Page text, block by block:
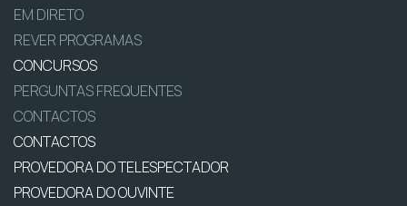
EM DIRETO
REVER PROGRAMAS
CONCURSOS
PERGUNTAS FREQUENTES
CONTACTOS
CONTACTOS
PROVEDORA DO TELESPECTADOR
PROVEDORA DO OUVINTE